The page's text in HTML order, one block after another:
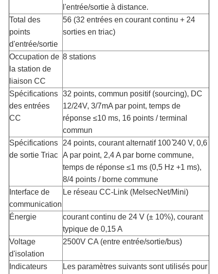
l'entrée/sortie à distance.
Total des
points
d'entrée/sortie
56 (32 entrées en courant continu + 24
sorties en triac)
Occupation de
la station de
liaison CC
8 stations
Spécifications
des entrées
CC
32 points, commun positif (sourcing), DC
12/24V, 3/7mA par point, temps de
réponse ≤10 ms, 16 points / terminal
commun
Spécifications
de sortie Triac
24 points, courant alternatif 100 ̊240 V, 0,6
A par point, 2,4 A par borne commune,
temps de réponse ≤1 ms (0,5 Hz +1 ms),
8/4 points / borne commune
Interface de
communication
Le réseau CC-Link (MelsecNet/Mini)
Énergie
courant continu de 24 V (± 10%), courant
typique de 0,15 A
Voltage
d'isolation
2500V CA (entre entrée/sortie/bus)
Indicateurs
Les paramètres suivants sont utilisés pour